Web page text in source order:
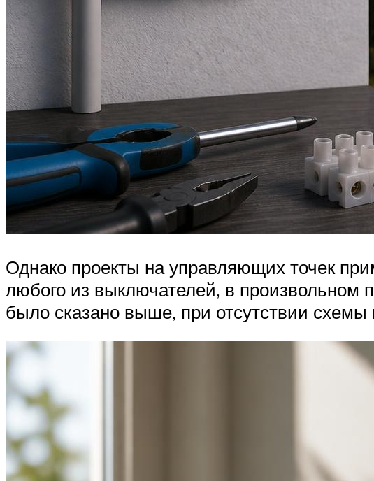
Однако проекты на управляющих точек
любого из выключателей, в произвольном
было сказано выше, при отсутствии